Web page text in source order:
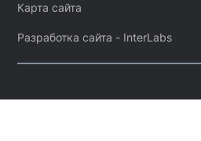
Карта сайта
Разработка сайта - InterLabs